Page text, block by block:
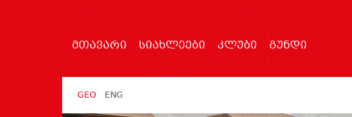
ᲛᲗᲐᲕᲐᲠᲘ ᲡᲘᲐᲮᲚᲔᲔᲑᲘ ᲙᲚᲣᲑᲘ ᲒᲣᲜᲓᲘ
GEO ENG